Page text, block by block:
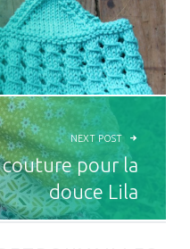
NEXT POST
couture pour la
douce Lila